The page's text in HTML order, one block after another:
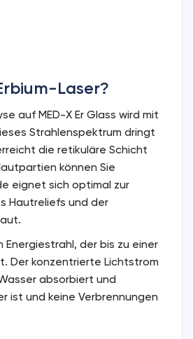
Laser?
auf MED-X Er Glass wird mit
Strahlenspektrum dringt
die retikuläre Schicht
können Sie
eignet sich optimal zur
Hautreliefs und der
Energiestrahl, der bis zu einer
Der konzentrierte Lichtstrom
absorbiert und
ist und keine Verbrennungen